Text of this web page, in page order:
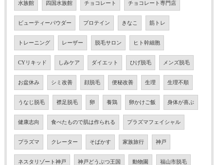
水族館 四国水族館 チョコレート チョコレート専門店
ビューティーパウダー プロテイン きなこ 筋トレ
トレーニング レーザー 脱毛サロン ヒト幹細胞
CYリキッド しみケア ダイエット ひげ脱毛 メンズ脱毛
お盆休み シミ改善 顔脱毛 便秘改善 生理 生理不順
うなじ脱毛 襟足脱毛 卵 養鶏 卵かけご飯 身体が喜ぶ
健康志向 食べたもので肌は作られる プラズマフェイシャル
プラズマ クレーター そばかす 家族旅行 神戸
ネスタリゾート神戸 神戸どうぶつ王国 動物園 福山市脱毛